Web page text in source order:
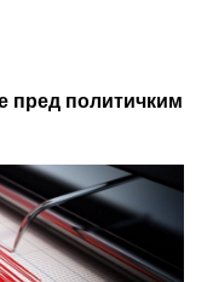
пред политичким